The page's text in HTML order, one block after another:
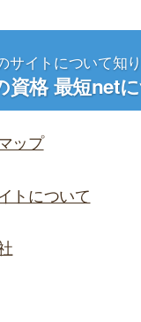
サイトについて知
資格 最短net
ップ
トについて